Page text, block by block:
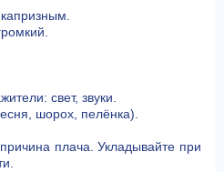
свет, звуки.
шорох, пелёнка).
плача. Укладывайте при